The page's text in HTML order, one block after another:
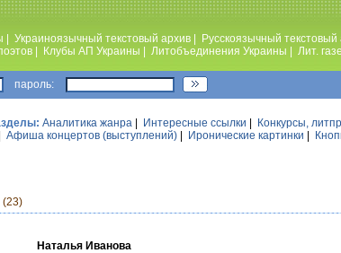
Украиноязычный текстовый архив Русскоязычный текстовый
Клубы АП Украины Литобъединения Украины Лит.
пароль:
Аналитика жанра Интересные ссылки Конкурсы,
Афиша концертов (выступлений) Иронические картинки
(23)
Наталья Иванова